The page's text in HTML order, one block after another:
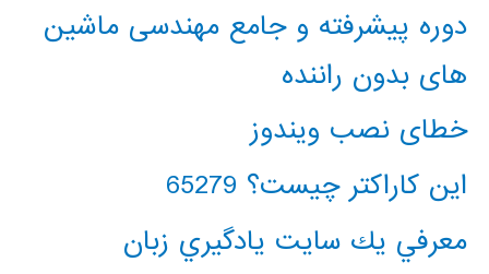
دوره پیشرفته و جامع مهندسی ماشین
های بدون راننده
خطای نصب ویندوز
این کاراکتر چیست؟ 65279
معرفي يك سايت يادگيري زبان